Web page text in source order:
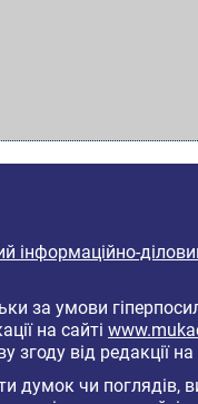
інформаційно-
за умови
на сайті
згоду від редакції
думок чи поглядів,